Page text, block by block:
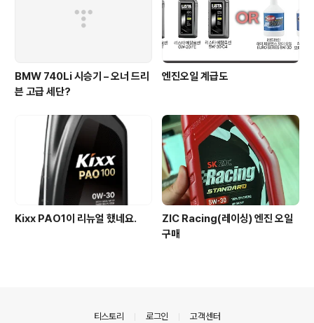
BMW 740Li 시승기 – 오너 드리
븐 고급 세단?
엔진오일 계급도
Kixx PAO1이 리뉴얼 했네요.
ZIC Racing(레이싱) 엔진 오일
구매
티스토리 로그인 고객센터